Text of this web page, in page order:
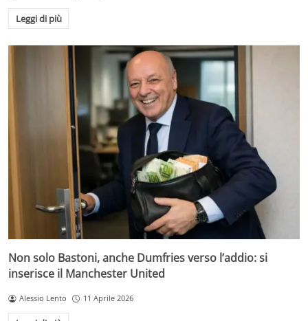
Leggi di più
Non solo Bastoni, anche Dumfries verso l’addio: si
inserisce il Manchester United
Alessio Lento 11 Aprile 2026